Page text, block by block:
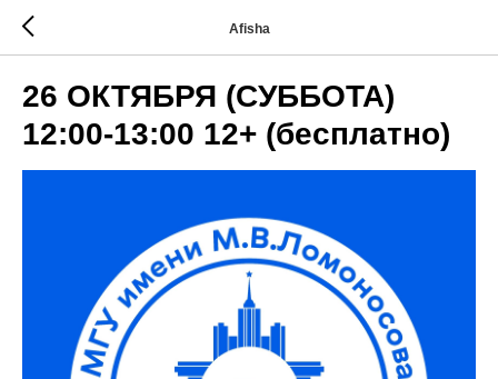
Afisha
26 ОКТЯБРЯ (СУББОТА)
12:00-13:00 12+ (бесплатно)